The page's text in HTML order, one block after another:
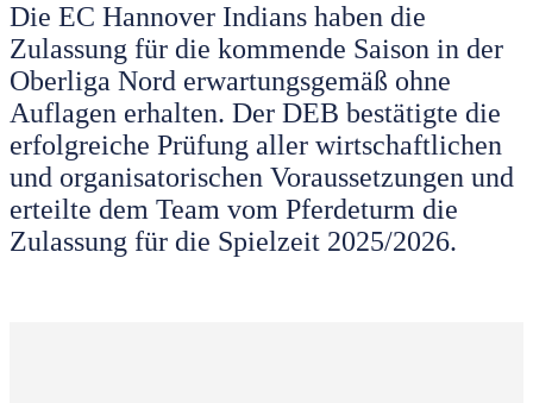
Die EC Hannover Indians haben die
Zulassung für die kommende Saison in der
Oberliga Nord erwartungsgemäß ohne
Auflagen erhalten. Der DEB bestätigte die
erfolgreiche Prüfung aller wirtschaftlichen
und organisatorischen Voraussetzungen und
erteilte dem Team vom Pferdeturm die
Zulassung für die Spielzeit 2025/2026.